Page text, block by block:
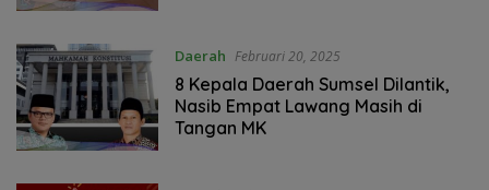
Daerah Februari 20, 2025
8 Kepala Daerah Sumsel Dilantik,
Nasib Empat Lawang Masih di
Tangan MK